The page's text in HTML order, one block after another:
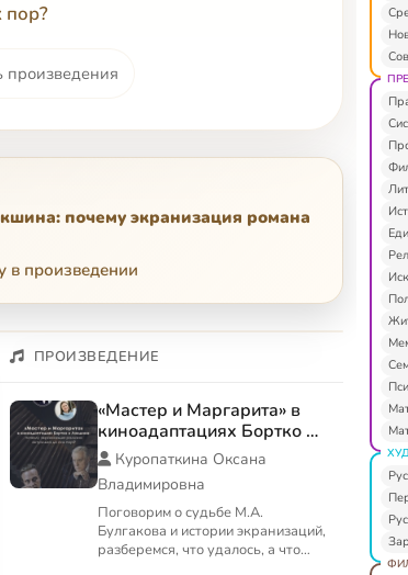
пор?
произведения
почему экранизация романа
в произведении
ПРОИЗВЕДЕНИЕ
«Мастер и Маргарита» в
киноадаптациях Бортко и
Локшина: почему
экранизация романа
актуальна до сих пор?
Куропаткина Оксана
Владимировна
Поговорим о судьбе М.А.
Булгакова и истории экранизаций,
разберемся, что удалось, а что